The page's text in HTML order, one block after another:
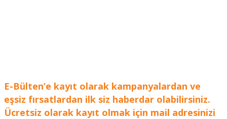
E-Bülten’e kayıt olarak kampanyalardan ve
eşsiz fırsatlardan ilk siz haberdar olabilirsiniz.
Ücretsiz olarak kayıt olmak için mail adresinizi